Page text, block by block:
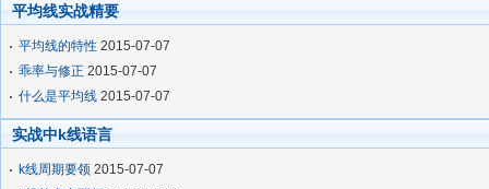
平均线实战精要
平均线的特性 2015-07-07
乖率与修正 2015-07-07
什么是平均线 2015-07-07
实战中k线语言
k线周期要领 2015-07-07